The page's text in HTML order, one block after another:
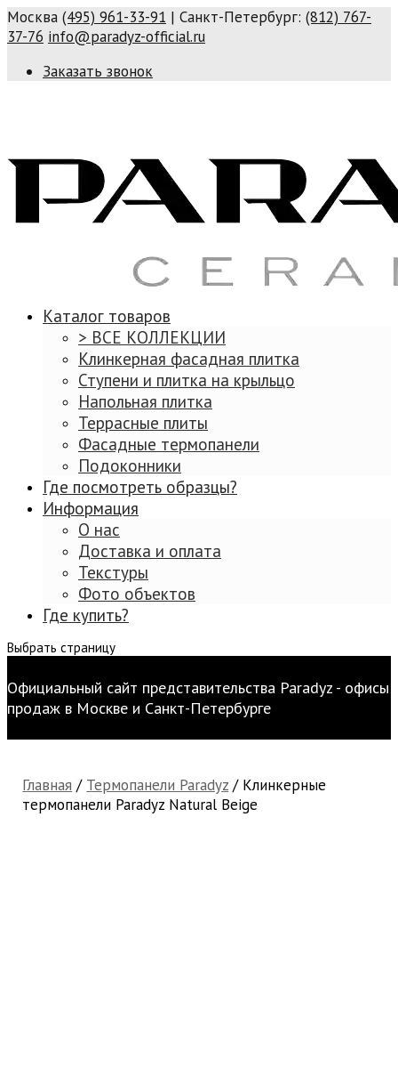
Москва (495) 961-33-91 | Санкт-Петербург: (812) 767-
37-76 info@paradyz-official.ru
Заказать звонок
Каталог товаров
> ВСЕ КОЛЛЕКЦИИ
Клинкерная фасадная плитка
Ступени и плитка на крыльцо
Напольная плитка
Террасные плиты
Фасадные термопанели
Подоконники
Где посмотреть образцы?
Информация
О нас
Доставка и оплата
Текстуры
Фото объектов
Где купить?
Выбрать страницу
Официальный сайт представительства Paradyz - офисы
продаж в Москве и Санкт-Петербурге
Главная / Термопанели Paradyz / Клинкерные
термопанели Paradyz Natural Beige